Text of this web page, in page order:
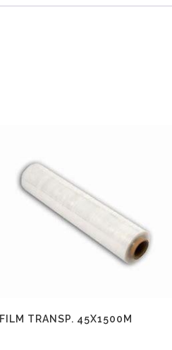
FILM TRANSP. 45X1500M